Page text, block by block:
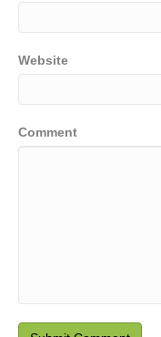
Website
Comment